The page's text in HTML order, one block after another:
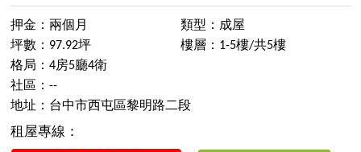
押金：兩個月
坪數：97.92坪
類型：成屋
樓層：1-5樓/共5樓
格局：4房5廳4衛
社區：--
地址：台中市西屯區黎明路二段
租屋專線：